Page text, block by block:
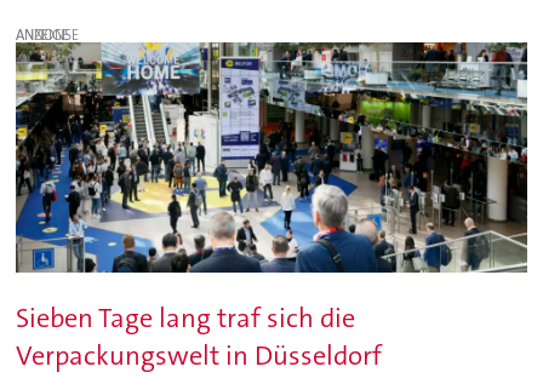
ANZEIGE
Sieben Tage lang traf sich die
Verpackungswelt in Düsseldorf